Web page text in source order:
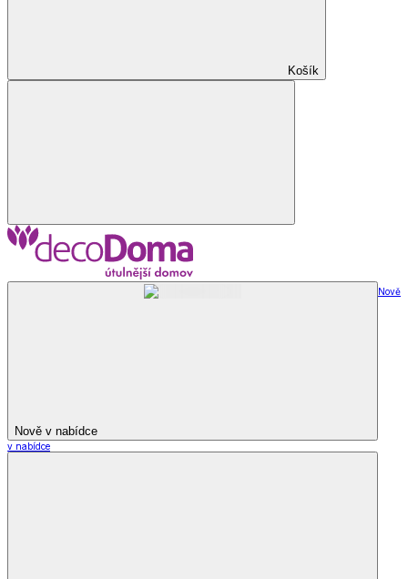
Košík
Nově v nabídce
Nově
v nabídce